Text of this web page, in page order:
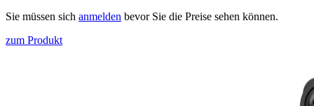
Sie müssen sich anmelden bevor Sie die Preise sehen können.
zum Produkt